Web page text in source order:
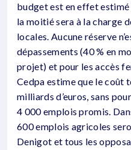
budget est en effet estimé
la moitié sera à la charge
locales. Aucune réserve
dépassements (40 % en
projet) et pour les accès
Cedpa estime que le coût
milliards d’euros, sans
4 000 emplois promis.
600 emplois agricoles
Denigot et tous les